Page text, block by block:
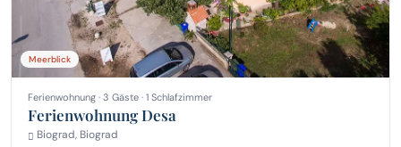
Meerblick
Ferienwohnung · 3 Gäste · 1 Schlafzimmer
Ferienwohnung Desa
Biograd, Biograd